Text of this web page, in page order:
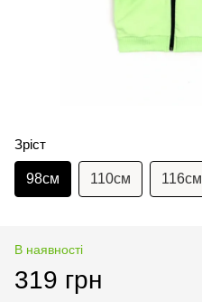
Зріст
98см 110см 116см
В наявності
319 грн